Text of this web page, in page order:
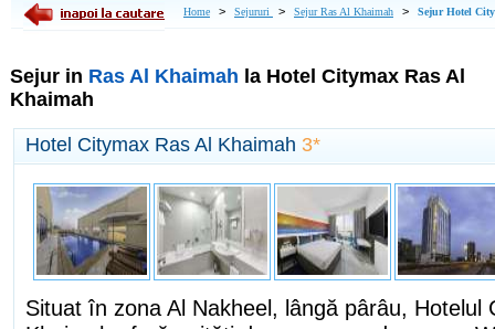
Excursii de o zi Home > Sejururi > Sejur Ras Al Khaimah > Sejur Hotel
Sejur in Ras Al Khaimah la Hotel Citymax Ras Al
Khaimah
Hotel Citymax Ras Al Khaimah 3*
Situat în zona Al Nakheel, lângă pârâu, Hotelul